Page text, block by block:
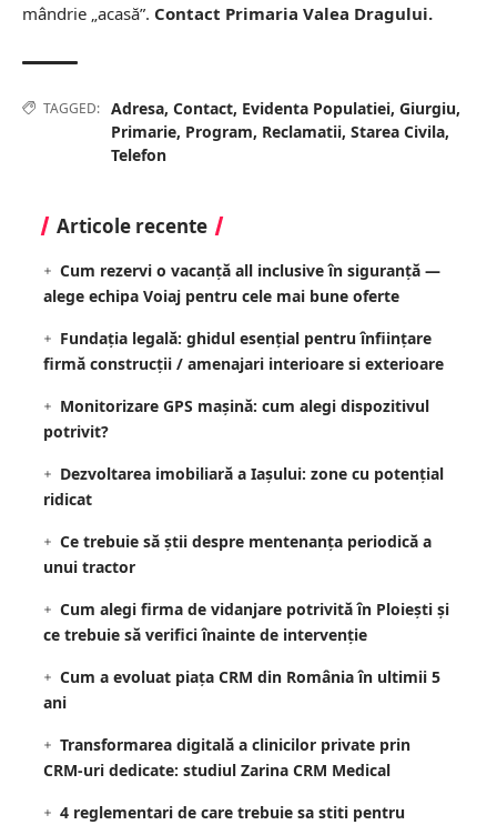
mândrie „acasă”. Contact Primaria Valea Dragului.
TAGGED: Adresa, Contact, Evidenta Populatiei, Giurgiu,
Primarie, Program, Reclamatii, Starea Civila,
Telefon
Articole recente
Cum rezervi o vacanță all inclusive în siguranță —
alege echipa Voiaj pentru cele mai bune oferte
Fundația legală: ghidul esențial pentru înființare
firmă construcții / amenajari interioare si exterioare
Monitorizare GPS mașină: cum alegi dispozitivul
potrivit?
Dezvoltarea imobiliară a Iașului: zone cu potențial
ridicat
Ce trebuie să știi despre mentenanța periodică a
unui tractor
Cum alegi firma de vidanjare potrivită în Ploiești și
ce trebuie să verifici înainte de intervenție
Cum a evoluat piața CRM din România în ultimii 5
ani
Transformarea digitală a clinicilor private prin
CRM-uri dedicate: studiul Zarina CRM Medical
4 reglementari de care trebuie sa stiti pentru